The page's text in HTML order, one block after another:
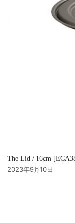
The Lid / 16cm
2023年9月10日